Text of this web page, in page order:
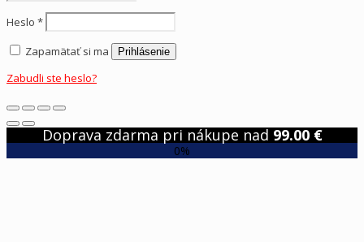
Heslo *
Zapamätať si ma
Prihlásenie
Zabudli ste heslo?
Doprava zdarma pri nákupe nad 99.00 €
0%